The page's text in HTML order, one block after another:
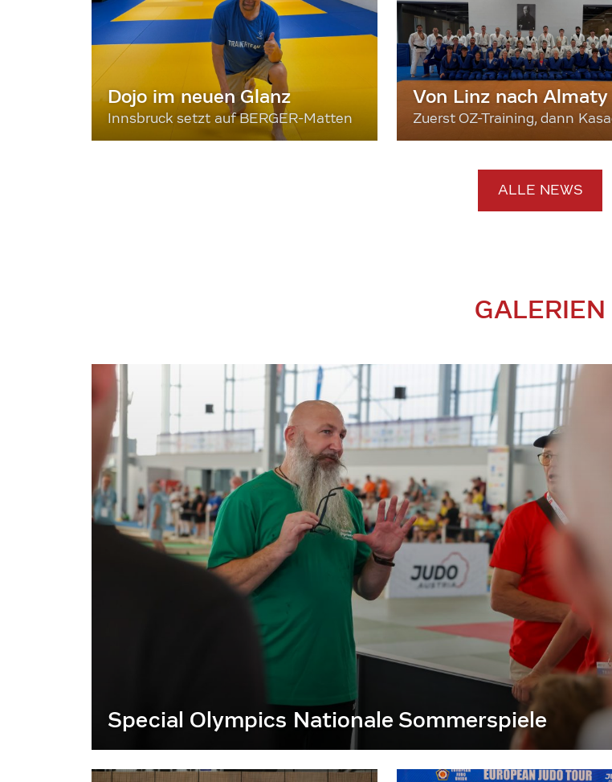
Dojo im neuen Glanz
Innsbruck setzt auf BERGER-Matten
Von Linz nach Almaty
Zuerst OZ-Training, dann
ALLE NEWS
GALERIEN
Special Olympics Nationale Sommerspiele